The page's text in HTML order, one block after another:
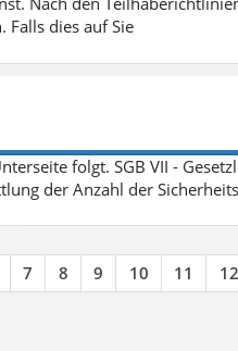
Falls dies auf Sie
folgt. SGB VII -
der Anzahl der
7 8 9 10 11 12